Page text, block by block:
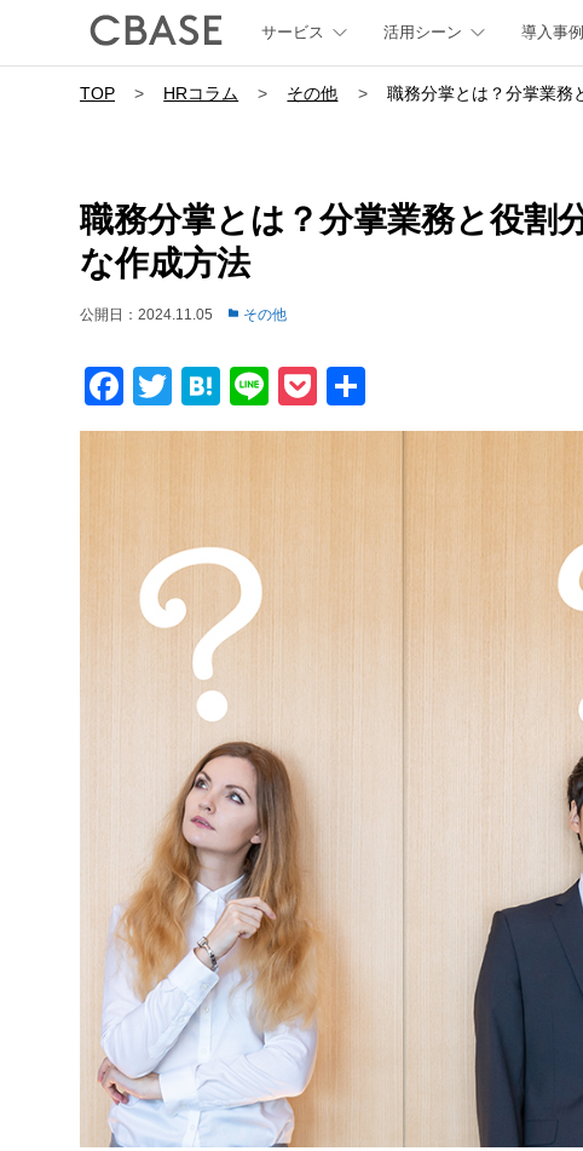
サービス 活用シーン 導入事例
TOP > HRコラム > その他 > 職務分掌とは？分掌業務
職務分掌とは？分掌業務と役割
な作成方法
公開日：2024.11.05 その他
Facebook
Twitter
Hatena
LinePocket
有